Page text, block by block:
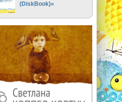
(DiskBook)»